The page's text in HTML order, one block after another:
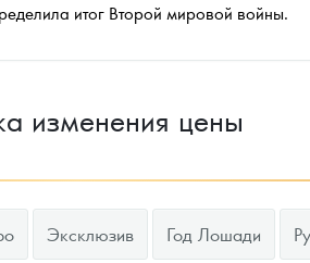
итог Второй мировой войны.
изменения цены
Эксклюзив Год Лошади